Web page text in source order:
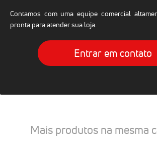
Contamos com uma equipe comercial
pronta para atender sua loja.
Entrar em contato
Mais produtos na mesma